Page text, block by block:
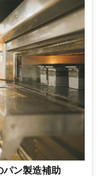
パン製造補助